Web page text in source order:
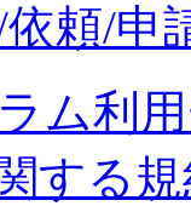
頼/申
ム利
する